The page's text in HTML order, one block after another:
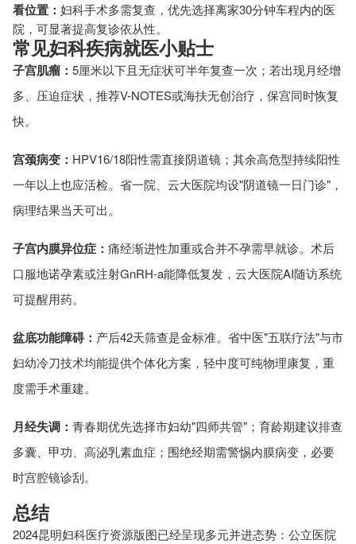
看位置： 妇科手术多需复查，优先选择离家30分钟车程内的医
院，可显著提高复诊依从性。
常见妇科疾病就医小贴士
子宫肌瘤： 5厘米以下且无症状可半年复查一次；若出现月经增
多、压迫症状，推荐V-NOTES或海扶无创治疗，保宫同时恢复
快。
宫颈病变： HPV16/18阳性需直接阴道镜；其余高危型持续阳性
一年以上也应活检。省一院、云大医院均设"阴道镜一日门诊"，
病理结果当天可出。
子宫内膜异位症： 痛经渐进性加重或合并不孕需早就诊。术后
口服地诺孕素或注射GnRH-a能降低复发，云大医院AI随访系统
可提醒用药。
盆底功能障碍： 产后42天筛查是金标准。省中医"五联疗法"与市
妇幼冷刀技术均能提供个体化方案，轻中度可纯物理康复，重
度需手术重建。
月经失调： 青春期优先选择市妇幼"四师共管"；育龄期建议排查
多囊、甲功、高泌乳素血症；围绝经期需警惕内膜病变，必要
时宫腔镜诊刮。
总结
2024昆明妇科医疗资源版图已经呈现多元并进态势：公立医院